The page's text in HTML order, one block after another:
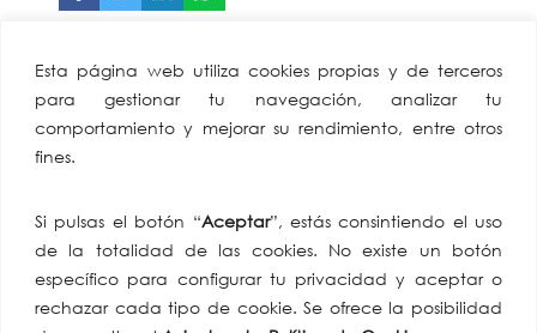
Esta página web utiliza cookies propias y de terceros
para gestionar tu navegación, analizar tu
comportamiento y mejorar su rendimiento, entre otros
fines.
Si pulsas el botón “Aceptar”, estás consintiendo el uso
de la totalidad de las cookies. No existe un botón
específico para configurar tu privacidad y aceptar o
rechazar cada tipo de cookie. Se ofrece la posibilidad
Andaluza Empresarios
Alimentación y
Sevilla
tlf: +34 954 86 91 07
email:
comunicacion@caea.es